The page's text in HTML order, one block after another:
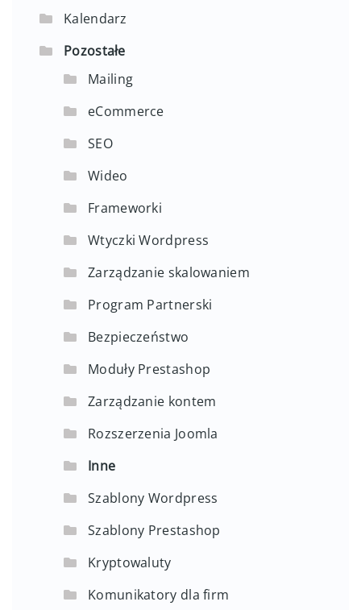
Kalendarz
Pozostałe
Mailing
eCommerce
SEO
Wideo
Frameworki
Wtyczki Wordpress
Zarządzanie skalowaniem
Program Partnerski
Bezpieczeństwo
Moduły Prestashop
Zarządzanie kontem
Rozszerzenia Joomla
Inne
Szablony Wordpress
Szablony Prestashop
Kryptowaluty
Komunikatory dla firm